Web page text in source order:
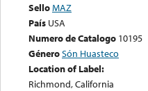
SelloMAZ
País USA
Numero de Catalogo 10195
GéneroSón Huasteco
Location of Label:
Richmond, California